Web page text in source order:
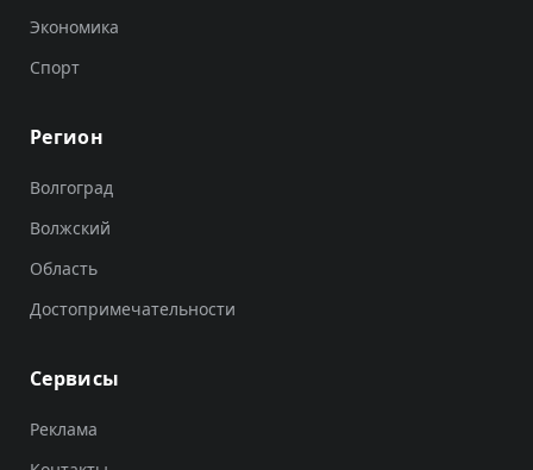
Экономика
Спорт
Регион
Волгоград
Волжский
Область
Достопримечательности
Сервисы
Реклама